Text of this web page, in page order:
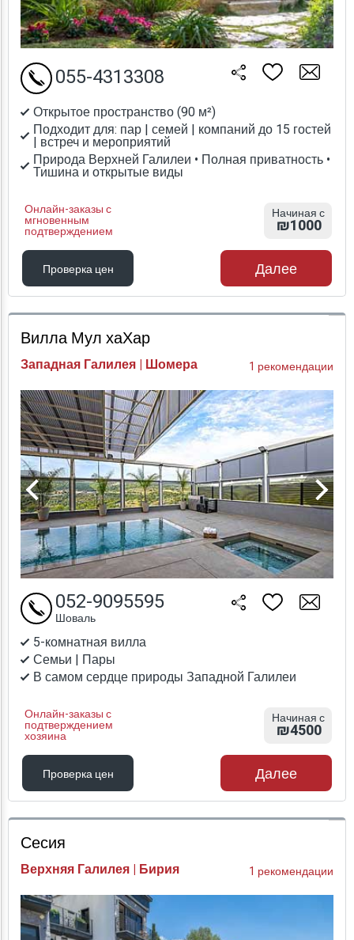
Открытое пространство (90 м²)
Подходит для: пар | семей | компаний до 15 гостей
| встреч и мероприятий
Природа Верхней Галилеи • Полная приватность •
Тишина и открытые виды
Онлайн-заказы с
мгновенным
подтверждением
055-4313308
Начиная с
₪1000
Проверка цен
Проверка цен
Далее
Вилла Мул хаХар
Западная Галилея | Шомера 1 рекомендации
5-комнатная вилла
Семьи | Пары
В самом сердце природы Западной Галилеи
Онлайн-заказы с
подтверждением
хозяина
052-9095595
Шоваль
Начиная с
₪4500
Проверка цен
Проверка цен
Далее
Сесия
Верхняя Галилея | Бирия 1 рекомендации